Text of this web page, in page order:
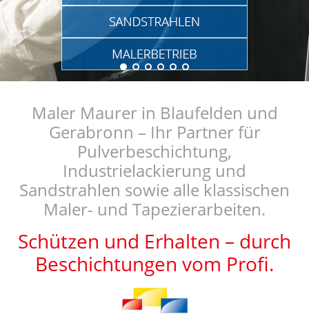
Maler Maurer in Blaufelden und
Gerabronn – Ihr Partner für
Pulverbeschichtung,
Industrielackierung und
Sandstrahlen sowie alle klassischen
Maler- und Tapezierarbeiten.
Schützen und Erhalten – durch
Beschichtungen vom Profi.